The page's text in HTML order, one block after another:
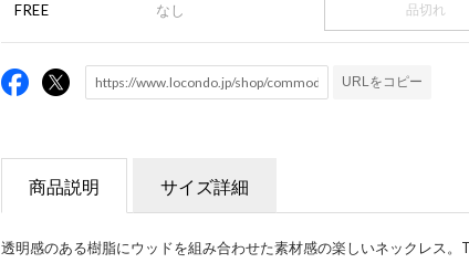
FREE なし 品切れ
URLをコピー
商品説明 サイズ詳細
透明感のある樹脂にウッドを組み合わせた素材感の楽しいネックレス。